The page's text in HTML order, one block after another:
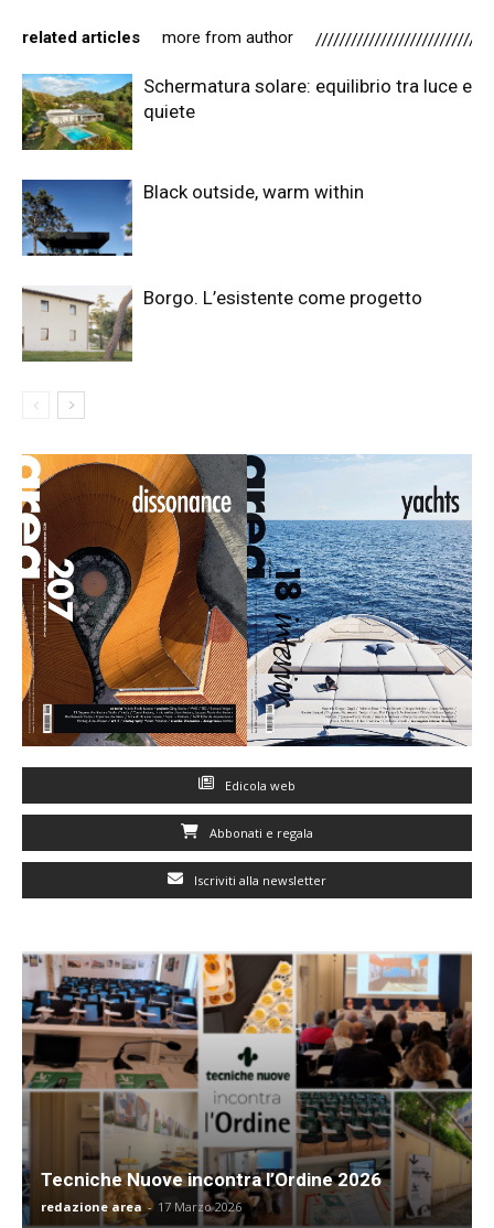
related articles more from author
Schermatura solare: equilibrio tra luce e
quiete
Black outside, warm within
Borgo. L’esistente come progetto
Edicola web
Abbonati e regala
Iscriviti alla newsletter
Tecniche Nuove incontra l’Ordine 2026
redazione area - 17 Marzo 2026